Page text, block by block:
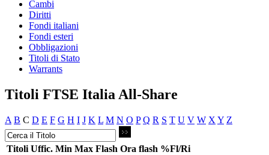
Cambi
Diritti
Fondi italiani
Fondi esteri
Obbligazioni
Titoli di Stato
Warrants
Titoli FTSE Italia All-Share
A B C D E F G H I J K L M N O P Q R S T U V W X Y Z
Titoli Uffic. Min Max Flash Ora flash %Fl/Ri